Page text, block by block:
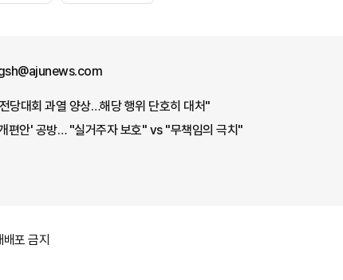
당대회 과열 양상…해당 행위 단호히 대처"
편안' 공방… "실거주자 보호" vs "무책임의 극치"
포 금지